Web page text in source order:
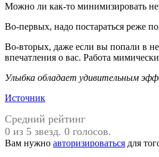
Можно ли как-то минимизировать
Во-первых, надо постараться реже
Во-вторых, даже если вы попали в
впечатления о вас. Работа
Улыбка обладает удивительным
Источник
Средний рейтинг
0 из 5 звезд. 0 голосов.
Вам нужно авторизироваться для